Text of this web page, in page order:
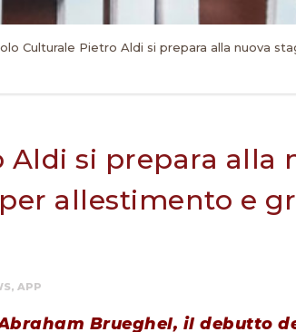
Culturale Pietro Aldi si prepara alla nuova
si prepara alla
allestimento e
, APP
Brueghel, il debutto